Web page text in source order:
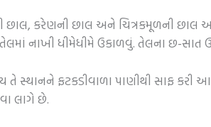
છાલ, કરેણની છાલ અને ચિત્રકમૂળની છાલ
નાખી ધીમેધીમે ઉકાળવું. તેલના છ-
તે સ્થાનને ફટકડીવાળા પાણીથી સાફ
લાગે છે.